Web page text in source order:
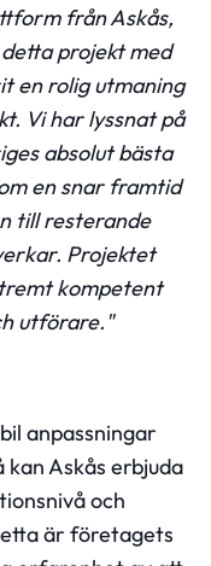
från Askås,
projekt med
en rolig utmaning
Vi har lyssnat på
absolut bästa
en snar framtid
till resterande
Projektet
kompetent
utförare."
anpassningar
Askås erbjuda
och
är företagets